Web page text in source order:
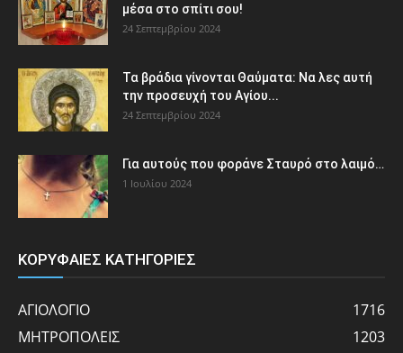
μέσα στο σπίτι σου!
24 Σεπτεμβρίου 2024
Τα βράδια γίνονται Θαύματα: Να λες αυτή
την προσευχή του Αγίου...
24 Σεπτεμβρίου 2024
Για αυτούς που φοράνε Σταυρό στο λαιμό…
1 Ιουλίου 2024
ΚΟΡΥΦΑΙΕΣ ΚΑΤΗΓΟΡΙΕΣ
ΑΓΙΟΛΟΓΙΟ
1716
ΜΗΤΡΟΠΟΛΕΙΣ
1203